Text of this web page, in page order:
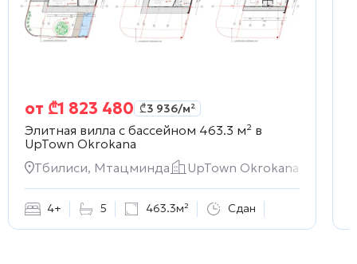
от ₾1 823 480 ₾3 936/м²
Элитная вилла с бассейном 463.3 м² в
UpTown Okrokana
Тбилиси, Мтацминда
UpTown Okrokana
4+ 5 463.3м² Сдан